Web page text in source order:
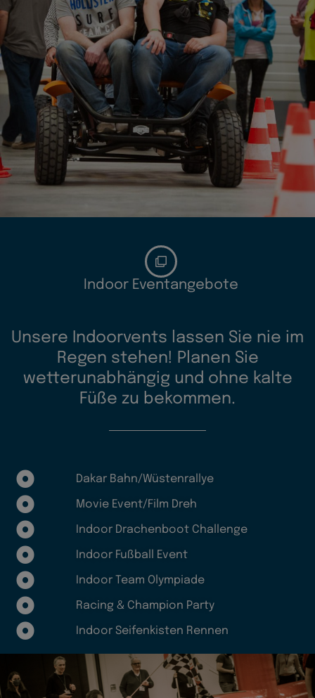
Indoor Eventangebote
Unsere Indoorvents lassen Sie nie im
Regen stehen! Planen Sie
wetterunabhängig und ohne kalte
Füße zu bekommen.
Dakar Bahn/Wüstenrallye
Movie Event/Film Dreh
Indoor Drachenboot Challenge
Indoor Fußball Event
Indoor Team Olympiade
Racing & Champion Party
Indoor Seifenkisten Rennen